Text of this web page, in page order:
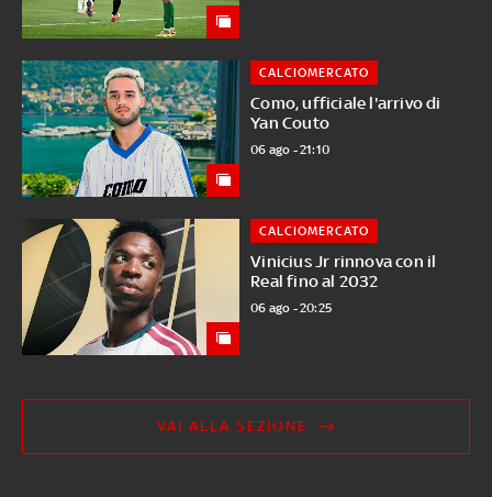
Como, ufficiale l'arrivo di
Yan Couto
CALCIOMERCATO
06 ago - 21:10
Vinicius Jr rinnova con il
Real fino al 2032
CALCIOMERCATO
06 ago - 20:25
VAI ALLA SEZIONE